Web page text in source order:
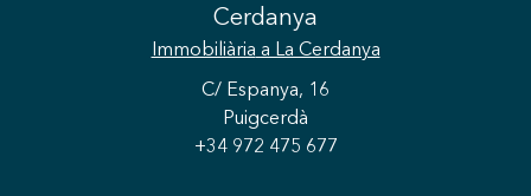
Cerdanya
Immobiliària a La Cerdanya
C/ Espanya, 16
Puigcerdà
+34 972 475 677